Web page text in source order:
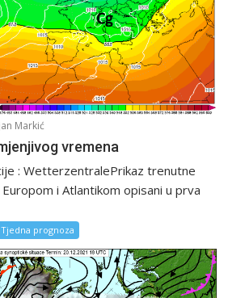
Markić
vremena
: WetterzentralePrikaz trenutne
i Atlantikom opisani u prva
Tjedna prognoza